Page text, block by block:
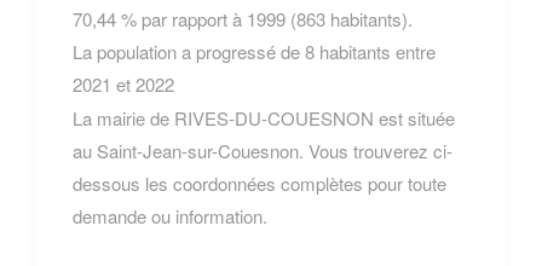
70,44 % par rapport à 1999 (863 habitants).
La population a progressé de 8 habitants entre
2021 et 2022
La mairie de RIVES-DU-COUESNON est située
au Saint-Jean-sur-Couesnon. Vous trouverez ci-
dessous les coordonnées complètes pour toute
demande ou information.